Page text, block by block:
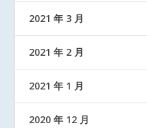
2021 年 3 月
2021 年 2 月
2021 年 1 月
2020 年 12 月